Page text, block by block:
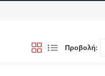
Προβολή: